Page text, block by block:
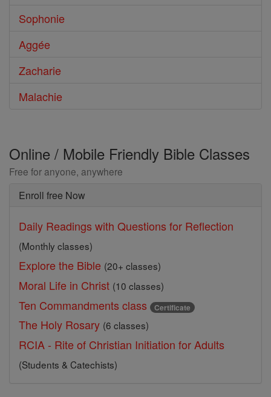
Sophonie
Aggée
Zacharie
Malachie
Online / Mobile Friendly Bible Classes
Free for anyone, anywhere
Enroll free Now
Daily Readings with Questions for Reflection
(Monthly classes)
Explore the Bible (20+ classes)
Moral Life in Christ (10 classes)
Ten Commandments class Certificate
The Holy Rosary (6 classes)
RCIA - Rite of Christian Initiation for Adults
(Students & Catechists)